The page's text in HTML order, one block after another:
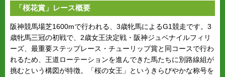
「桜花賞」レース概要
阪神競馬場芝1600mで行われる、3歳牝馬によるG1競走です。3
歳牝馬三冠の初戦で、2歳女王決定戦・阪神ジュベナイルフィリ
ーズ、最重要ステップレース・チューリップ賞と同コースで行わ
れるため、王道ローテーションを進んできた馬たちに別路線組が
挑むという構図が特徴。「桜の女王」というきらびやかな称号を